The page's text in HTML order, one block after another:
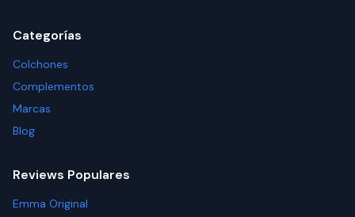
Categorías
Colchones
Complementos
Marcas
Blog
Reviews Populares
Emma Original